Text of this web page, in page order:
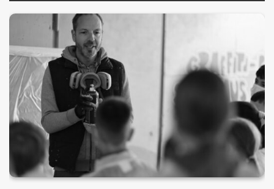
SHOP
MITMACHEN